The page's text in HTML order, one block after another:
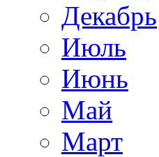
Декабрь
Июль
Июнь
Май
Март